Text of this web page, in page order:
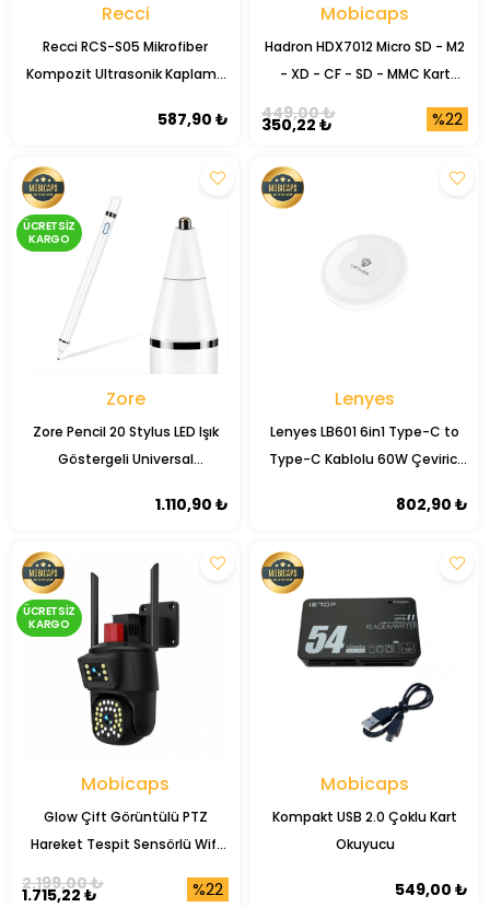
Recci
Recci RCS-S05 Mikrofiber
Kompozit Ultrasonik Kaplama
Temizleme Bezi587,90 ₺
Mobicaps
Hadron HDX7012 Micro SD - M2
- XD - CF - SD - MMC Kart
%22
350,22 ₺
449,00 ₺
Zore
Zore Pencil 20 Stylus LED Işık
Göstergeli Universal
ÜCRETSIZ
KARGO
1.110,90 ₺
Lenyes
Lenyes LB601 6in1 Type-C to
Type-C Kablolu 60W Çevirici
802,90 ₺
Mobicaps
Glow Çift Görüntülü PTZ
Hareket Tespit Sensörlü Wifi
ÜCRETSIZ
KARGO
%22
1.715,22 ₺
2.199,00 ₺
Mobicaps
Kompakt USB 2.0 Çoklu Kart
Okuyucu
549,00 ₺